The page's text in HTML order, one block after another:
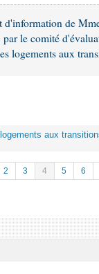
de
le comité
logements aux
aux
2 3 4 5 6